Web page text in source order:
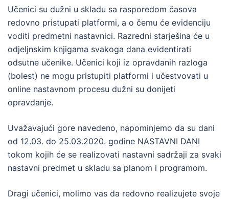
Učenici su dužni u skladu sa rasporedom časova
redovno pristupati platformi, a o čemu će evidenciju
voditi predmetni nastavnici. Razredni starješina će u
odjeljnskim knjigama svakoga dana evidentirati
odsutne učenike. Učenici koji iz opravdanih razloga
(bolest) ne mogu pristupiti platformi i učestvovati u
online nastavnom procesu dužni su donijeti
opravdanje.
Uvažavajući gore navedeno, napominjemo da su dani
od 12.03. do 25.03.2020. godine NASTAVNI DANI
tokom kojih će se realizovati nastavni sadržaji za svaki
nastavni predmet u skladu sa planom i programom.
Dragi učenici, molimo vas da redovno realizujete svoje